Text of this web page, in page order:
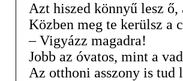
Azt hiszed könnyű lesz ő,
Közben meg te kerülsz a
– Vigyázz magadra!
Jobb az óvatos, mint a
Az otthoni asszony is tud